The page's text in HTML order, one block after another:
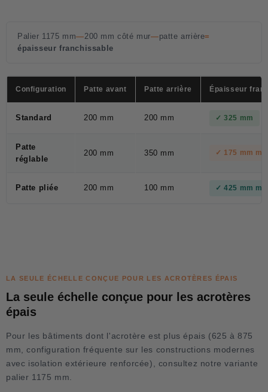
Palier 1175 mm—200 mm côté mur—patte arrière=
épaisseur franchissable
Configuration Patte avant Patte arrière Épaisseur
Standard 200 mm 200 mm ✓ 325 mm
Patte
réglable
200 mm 350 mm ✓ 175 mm
Patte pliée 200 mm 100 mm ✓ 425 mm
LA SEULE ÉCHELLE CONÇUE POUR LES ACROTÈRES ÉPAIS
La seule échelle conçue pour les acrotères
épais
Pour les bâtiments dont l'acrotère est plus épais (625 à 875
mm, configuration fréquente sur les constructions modernes
avec isolation extérieure renforcée), consultez notre variante
palier 1175 mm.